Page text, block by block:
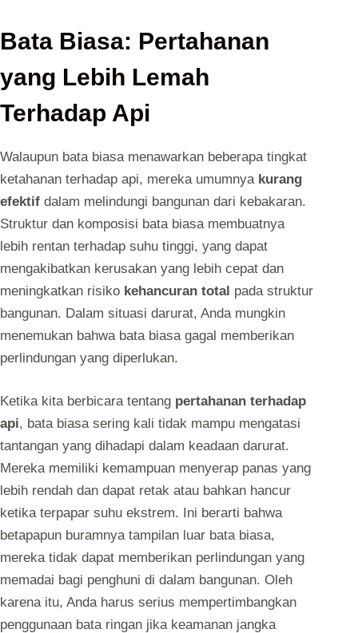
Bata Biasa: Pertahanan
yang Lebih Lemah
Terhadap Api
Walaupun bata biasa menawarkan beberapa tingkat
ketahanan terhadap api, mereka umumnya kurang
efektif dalam melindungi bangunan dari kebakaran.
Struktur dan komposisi bata biasa membuatnya
lebih rentan terhadap suhu tinggi, yang dapat
mengakibatkan kerusakan yang lebih cepat dan
meningkatkan risiko kehancuran total pada struktur
bangunan. Dalam situasi darurat, Anda mungkin
menemukan bahwa bata biasa gagal memberikan
perlindungan yang diperlukan.
Ketika kita berbicara tentang pertahanan terhadap
api, bata biasa sering kali tidak mampu mengatasi
tantangan yang dihadapi dalam keadaan darurat.
Mereka memiliki kemampuan menyerap panas yang
lebih rendah dan dapat retak atau bahkan hancur
ketika terpapar suhu ekstrem. Ini berarti bahwa
betapapun buramnya tampilan luar bata biasa,
mereka tidak dapat memberikan perlindungan yang
memadai bagi penghuni di dalam bangunan. Oleh
karena itu, Anda harus serius mempertimbangkan
penggunaan bata ringan jika keamanan jangka